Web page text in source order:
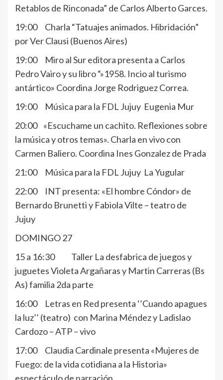
Retablos de Rinconada” de Carlos Alberto Garces.
19:00 Charla “Tatuajes animados. Hibridación”
por Ver Clausi (Buenos Aires)
19:00 Miro al Sur editora presenta a Carlos
Pedro Vairo y su libro “»1958. Incio al turismo
antártico» Coordina Jorge Rodriguez Correa.
19:00 Música para la FDL Jujuy Eugenia Mur
20:00 «Escuchame un cachito. Reflexiones sobre
la música y otros temas». Charla en vivo con
Carmen Baliero. Coordina Ines Gonzalez de Prada
21:00 Música para la FDL Jujuy La Yugular
22:00 INT presenta: «El hombre Cóndor» de
Bernardo Brunetti y Fabiola Vilte – teatro de
Jujuy
DOMINGO 27
15 a 16:30 Taller La desfabrica de juegos y
juguetes Violeta Argañaras y Martin Carreras (Bs
As) familia 2da parte
16:00 Letras en Red presenta ‘’Cuando apagues
la luz’’ (teatro) con Marina Méndez y Ladislao
Cardozo – ATP – vivo
17:00 Claudia Cardinale presenta «Mujeres de
Fuego: de la vida cotidiana a la Historia»